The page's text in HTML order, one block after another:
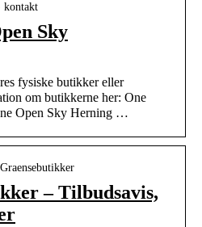
kontakt
Sky
fysiske butikker eller
om butikkerne her: One
Open Sky Herning …
– Tilbudsavis,